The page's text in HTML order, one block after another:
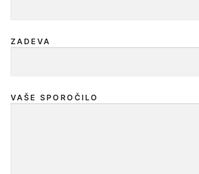
ZADEVA
VAŠE SPOROČILO